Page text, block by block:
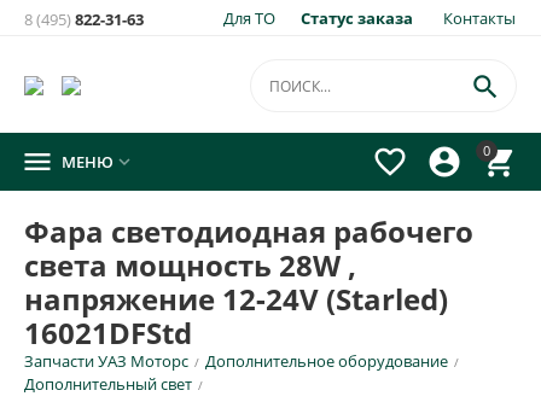
Для ТО Статус заказа Контакты
8 (495)822-31-63
0




 МЕНЮ 
Фара светодиодная рабочего
света мощность 28W ,
напряжение 12-24V (Starled)
16021DFStd
Запчасти УАЗ Моторс / Дополнительное оборудование /
Дополнительный свет /
товара:
×
Фара светодиодная рабочего света мощность 28W ,
напряжение 12-24V (Starled) 16021DFStd
E-mail для уведомления письмом
Номер телефона для SMS уведомления